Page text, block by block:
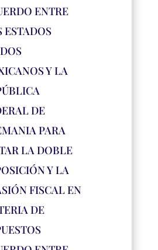
ENTRE
ESTADOS
Y LA
DE
PARA
LA DOBLE
Y LA
FISCAL EN
DE